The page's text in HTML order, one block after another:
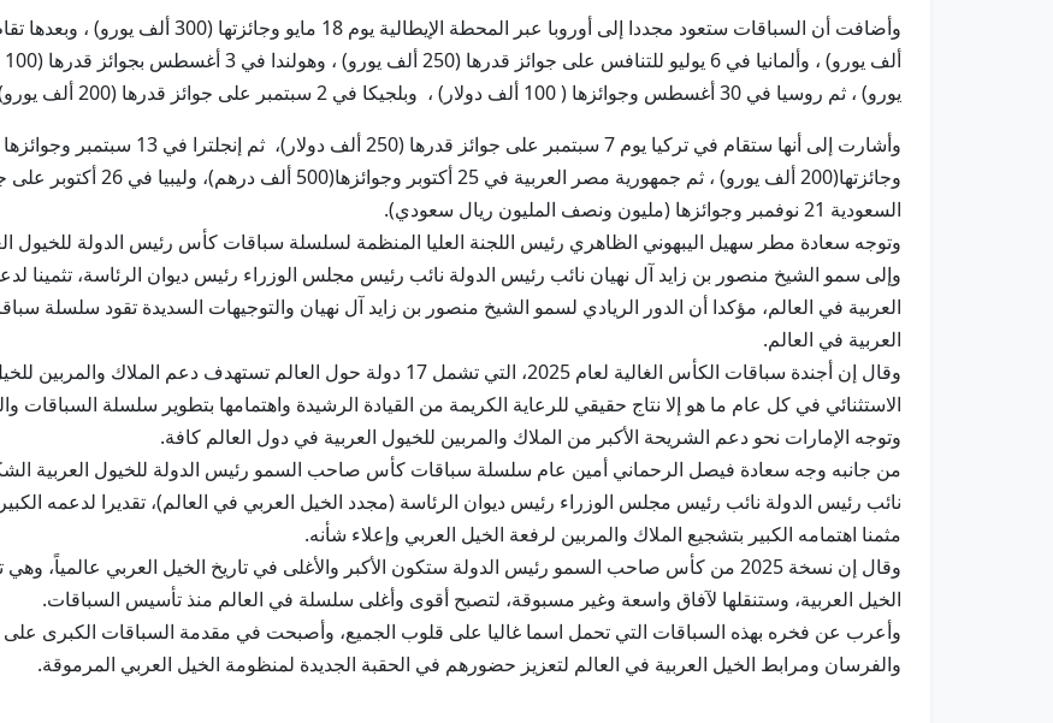
يورو) ، ثم روسيا في 30 أغسطس وجوائزها ( 100 ألف دولار) ، وبلجيكا في 2 سبتمبر على جوائز قدرها (200 ألف يورو).
وجائزتها(200 ألف يورو) ، ثم
السعودية 21 نوفمبر وجوائزها (مليون ونصف المليون ريال سعودي).
وتوجه سعادة مطر سهيل اليبهوني الظاهري رئيس اللجنة العليا المنظمة لسلسلة سباقات كأس رئيس الدولة للخيول
وإلى سمو الشيخ منصور بن زايد آل نهيان نائب رئيس الدولة نائب رئيس مجلس الوزراء رئيس ديوان الرئاسة، تثمينا
العربية في العالم، مؤكدا أن الدور الريادي لسمو الشيخ منصور بن زايد آل نهيان والتوجيهات السديدة تقود سلسلة
العربية في العالم.
وقال إن أجندة سباقات الكأس الغالية لعام 2025، التي تشمل 17 دولة حول العالم
الاستثنائي في كل عام ما هو إلا نتاج حقيقي للرعاية الكريمة من القيادة الرشيدة واهتمامها بتطوير سلسلة السباقات
وتوجه الإمارات نحو دعم الشريحة الأكبر من الملاك والمربين للخيول العربية في دول العالم كافة.
من جانبه وجه سعادة فيصل الرحماني أمين عام سلسلة سباقات كأس صاحب السمو رئيس الدولة للخيول العربية
نائب رئيس الدولة نائب رئيس مجلس الوزراء رئيس ديوان الرئاسة (مجدد الخيل العربي في العالم)، تقديرا لدعمه
مثمنا اهتمامه الكبير بتشجيع الملاك والمربين لرفعة الخيل العربي وإعلاء شأنه.
وقال إن نسخة 2025 من كأس صاحب السمو رئيس الدولة ستكون الأكبر والأغلى في تاريخ الخيل العربي
الخيل العربية، وستنقلها لآفاق واسعة وغير مسبوقة، لتصبح أقوى وأغلى سلسلة في العالم منذ تأسيس السباقات.
وأعرب عن فخره بهذه السباقات التي تحمل اسما غاليا على قلوب الجميع، وأصبحت في مقدمة السباقات الكبرى على
والفرسان ومرابط الخيل العربية في العالم لتعزيز حضورهم في الحقبة الجديدة لمنظومة الخيل العربي المرموقة.